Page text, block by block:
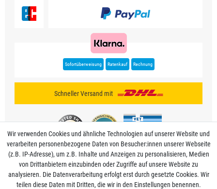
Sofortüberweisung Ratenkauf Rechnung
Schneller Versand mit
Mein Konto
Wir verwenden Cookies und ähnliche Technologien auf unserer Website und
verarbeiten personenbezogene Daten von Besucher:innen unserer Webseite
(z.B. IP-Adresse), um z.B. Inhalte und Anzeigen zu personalisieren, Medien
von Drittanbietern einzubinden oder Zugriffe auf unsere Website zu
analysieren. Die Datenverarbeitung erfolgt erst durch gesetzte Cookies. Wir
teilen diese Daten mit Dritten, die wir in den Einstellungen benennen.